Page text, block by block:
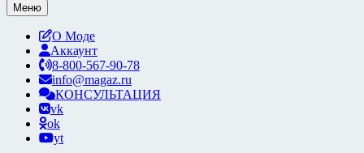
Меню
О Моде
Аккаунт
8-800-567-90-78
info@magaz.ru
КОНСУЛЬТАЦИЯ
vk
ok
yt